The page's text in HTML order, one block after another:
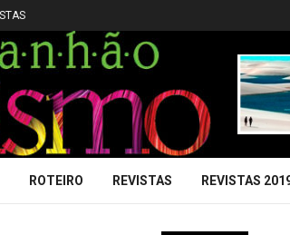
ROTEIRO REVISTAS REVISTAS